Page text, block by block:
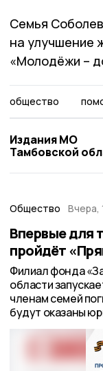
Семья
на улучшение
«Молодёжи –
общество
Издания МО
Тамбовской
Общество Вчера,
Впервые для
пройдёт
Филиал фонда
области
членам семей
будут оказаны